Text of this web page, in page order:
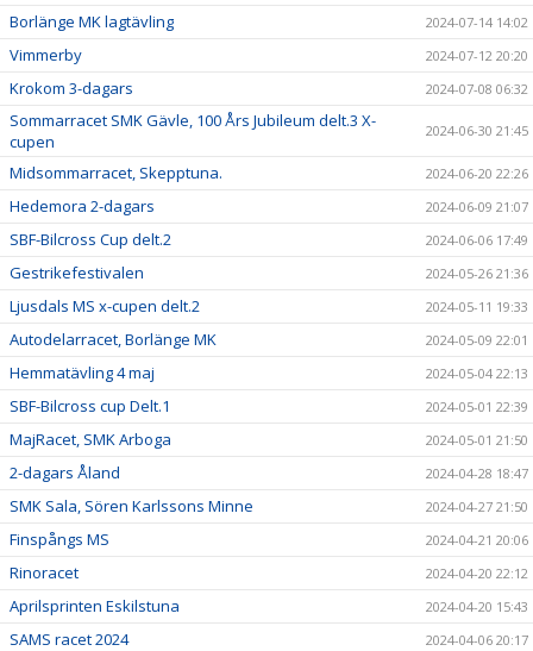
Borlänge MK lagtävling 2024-07-14 14:02
Vimmerby 2024-07-12 20:20
Krokom 3-dagars 2024-07-08 06:32
Sommarracet SMK Gävle, 100 Års Jubileum delt.3 X-
cupen
2024-06-30 21:45
Midsommarracet, Skepptuna. 2024-06-20 22:26
Hedemora 2-dagars 2024-06-09 21:07
SBF-Bilcross Cup delt.2 2024-06-06 17:49
Gestrikefestivalen 2024-05-26 21:36
Ljusdals MS x-cupen delt.2 2024-05-11 19:33
Autodelarracet, Borlänge MK 2024-05-09 22:01
Hemmatävling 4 maj 2024-05-04 22:13
SBF-Bilcross cup Delt.1 2024-05-01 22:39
MajRacet, SMK Arboga 2024-05-01 21:50
2-dagars Åland 2024-04-28 18:47
SMK Sala, Sören Karlssons Minne 2024-04-27 21:50
Finspångs MS 2024-04-21 20:06
Rinoracet 2024-04-20 22:12
Aprilsprinten Eskilstuna 2024-04-20 15:43
SAMS racet 2024 2024-04-06 20:17